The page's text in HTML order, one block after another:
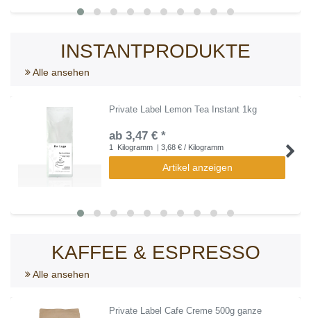
INSTANTPRODUKTE
Alle ansehen
Private Label Lemon Tea Instant 1kg
ab 3,47 € *
1 Kilogramm | 3,68 € / Kilogramm
Artikel anzeigen
KAFFEE & ESPRESSO
Alle ansehen
Private Label Cafe Creme 500g ganze